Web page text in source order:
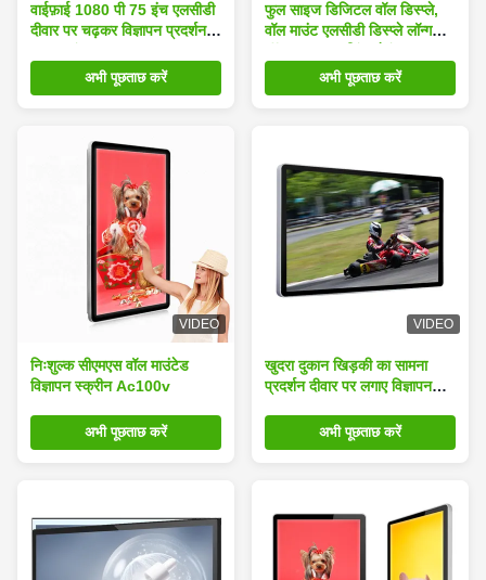
वाईफ़ाई 1080 पी 75 इंच एलसीडी
दीवार पर चढ़कर विज्ञापन प्रदर्शन
अभी पूछताछ करें
फुल साइज डिजिटल वॉल डिस्प्ले,
वॉल माउंट एलसीडी डिस्प्ले लॉन्ग
अभी पूछताछ करें
VIDEO
निःशुल्क सीएमएस वॉल माउंटेड
विज्ञापन स्क्रीन Ac100v
अभी पूछताछ करें
VIDEO
खुदरा दुकान खिड़की का सामना
प्रदर्शन दीवार पर लगाए विज्ञापन
अभी पूछताछ करें